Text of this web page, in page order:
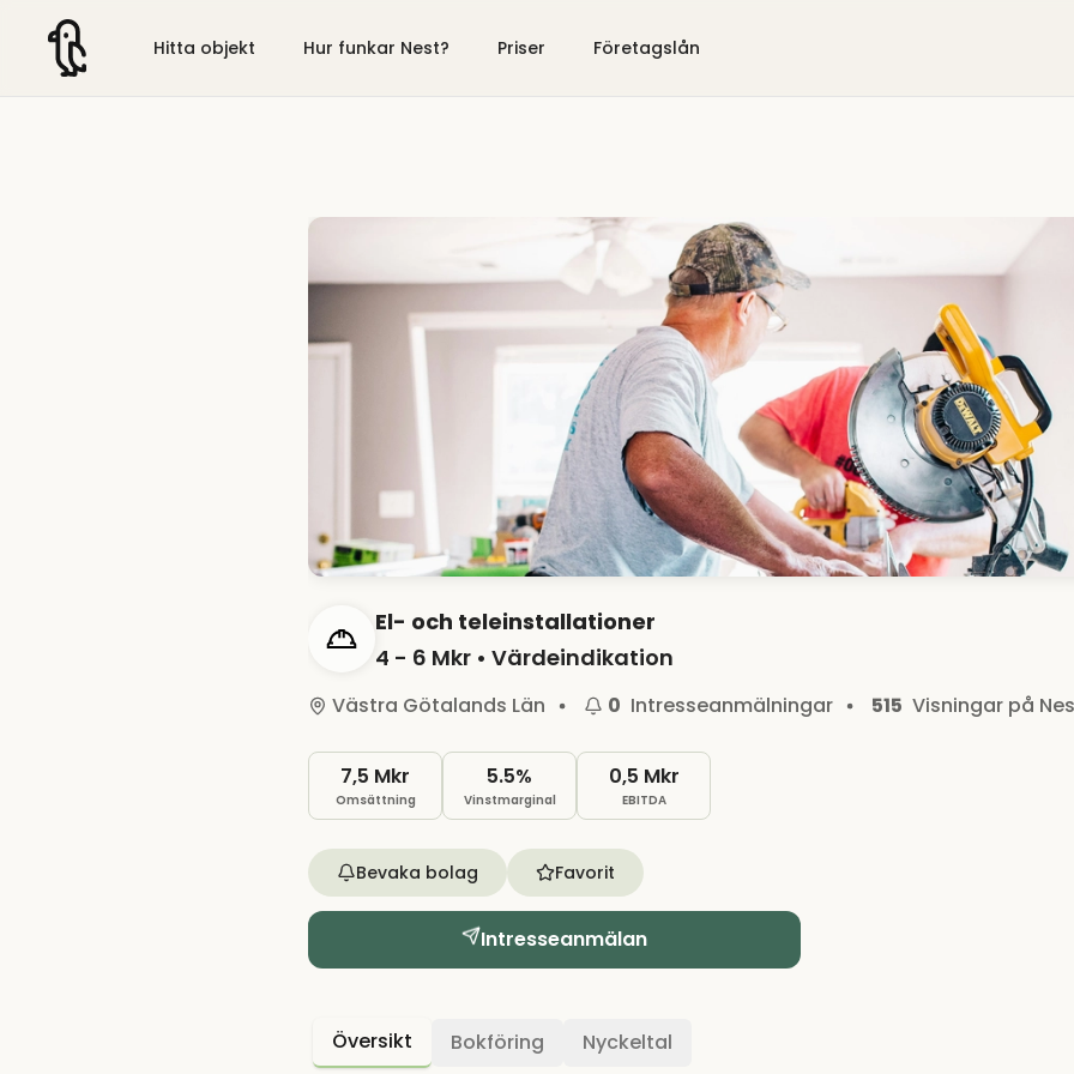
Hitta objekt Hur funkar Nest? Priser Företagslån
El- och teleinstallationer
4 - 6 Mkr • Värdeindikation
Västra Götalands Län 0 Intresseanmälningar 515 Visningar på
7,5 Mkr
Omsättning
5.5%
Vinstmarginal
0,5 Mkr
EBITDA
Bevaka bolag Favorit
Intresseanmälan
Översikt Bokföring Nyckeltal